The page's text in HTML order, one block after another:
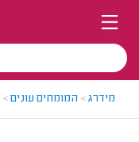
מידרג> המומחים עונים>